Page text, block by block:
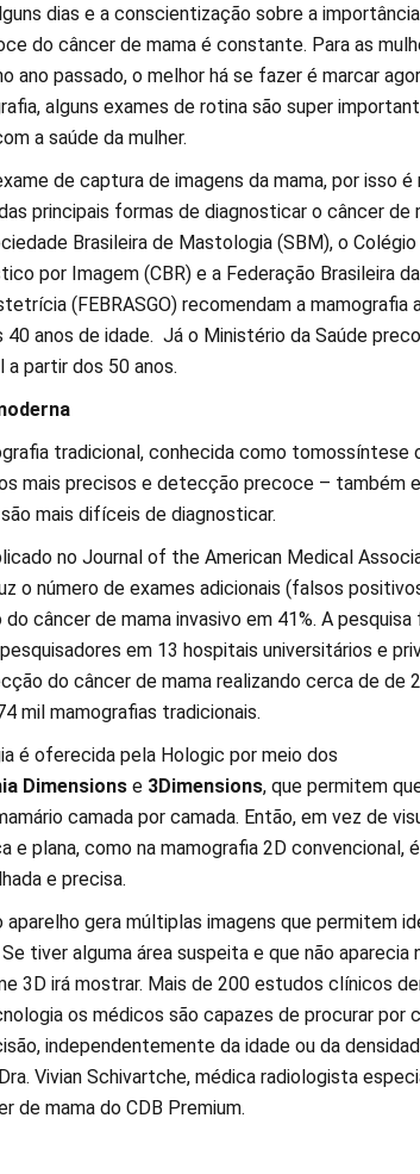
dias e a conscientização sobre a
do câncer de mama é constante. Para as
ano passado, o melhor há se fazer é marcar
alguns exames de rotina são super
a saúde da mulher.
de captura de imagens da mama, por isso é
principais formas de diagnosticar o câncer de
Brasileira de Mastologia (SBM), o
por Imagem (CBR) e a Federação Brasileira
(FEBRASGO) recomendam a mamografia
40 anos de idade. Já o Ministério da Saúde
partir dos 50 anos.
tradicional, conhecida como tomossíntese
mais precisos e detecção precoce – também
mais difíceis de diagnosticar.
no Journal of the American Medical
o número de exames adicionais (falsos
câncer de mama invasivo em 41%. A
em 13 hospitais universitários e
do câncer de mama realizando cerca de de
mil mamografias tradicionais.
é oferecida pela Hologic por meio dos
Dimensionse 3Dimensions, que permitem
camada por camada. Então, em vez de
e plana, como na mamografia 2D convencional,
e precisa.
aparelho gera múltiplas imagens que permitem
tiver alguma área suspeita e que não aparecia
3D irá mostrar. Mais de 200 estudos clínicos
os médicos são capazes de procurar por
independentemente da idade ou da
Vivian Schivartche, médica radiologista
de mama do CDB Premium.